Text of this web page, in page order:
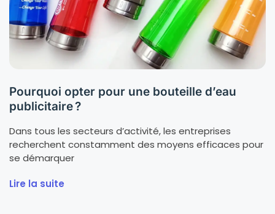
Pourquoi opter pour une bouteille d’eau
publicitaire ?
Dans tous les secteurs d’activité, les entreprises
recherchent constamment des moyens efficaces pour
se démarquer
Lire la suite